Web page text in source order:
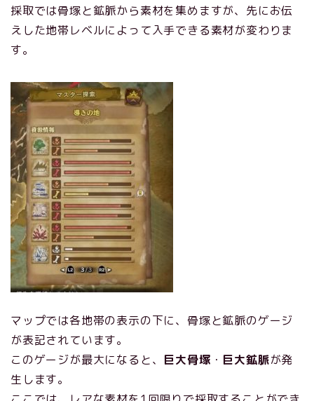
採取では骨塚と鉱脈から素材を集めますが、先にお伝
えした地帯レベルによって入手できる素材が変わりま
す。
マップでは各地帯の表示の下に、骨塚と鉱脈のゲージ
が表記されています。
このゲージが最大になると、 巨大骨塚 ・ 巨大鉱脈が発
生します。